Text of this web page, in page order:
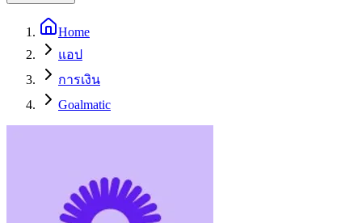
Home
แอป
การเงิน
Goalmatic